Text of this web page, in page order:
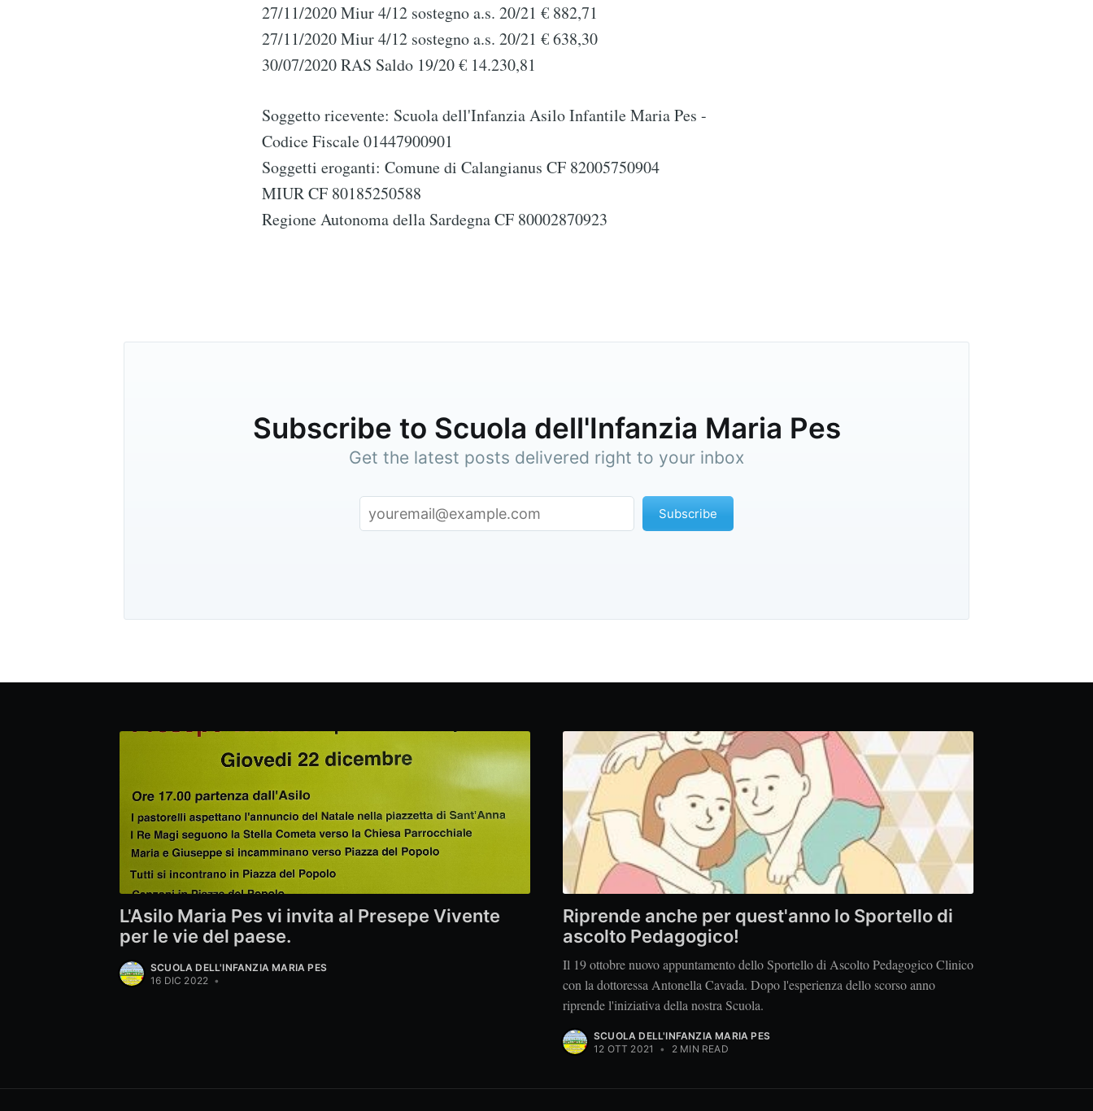
27/11/2020 Miur 4/12 sostegno a.s. 20/21 € 882,71
27/11/2020 Miur 4/12 sostegno a.s. 20/21 € 638,30
30/07/2020 RAS Saldo 19/20 € 14.230,81
Soggetto ricevente: Scuola dell'Infanzia Asilo Infantile Maria Pes -
Codice Fiscale 01447900901
Soggetti eroganti: Comune di Calangianus CF 82005750904
MIUR CF 80185250588
Regione Autonoma della Sardegna CF 80002870923
Subscribe to Scuola dell'Infanzia Maria Pes
Get the latest posts delivered right to your inbox
Subscribe
L'Asilo Maria Pes vi invita al Presepe Vivente
per le vie del paese.
SCUOLA DELL'INFANZIA MARIA PES
16 DIC 2022 •
Riprende anche per quest'anno lo Sportello di
ascolto Pedagogico!
Il 19 ottobre nuovo appuntamento dello Sportello di Ascolto Pedagogico Clinico
con la dottoressa Antonella Cavada. Dopo l'esperienza dello scorso anno
riprende l'iniziativa della nostra Scuola.
SCUOLA DELL'INFANZIA MARIA PES
12 OTT 2021
• 2 MIN READ